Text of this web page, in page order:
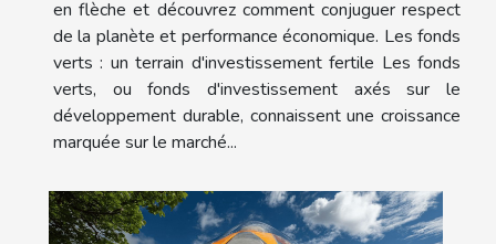
en flèche et découvrez comment conjuguer respect
de la planète et performance économique. Les fonds
verts : un terrain d'investissement fertile Les fonds
verts, ou fonds d'investissement axés sur le
développement durable, connaissent une croissance
marquée sur le marché...